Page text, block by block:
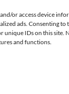
or access device
ads. Consenting to
unique IDs on this
and functions.